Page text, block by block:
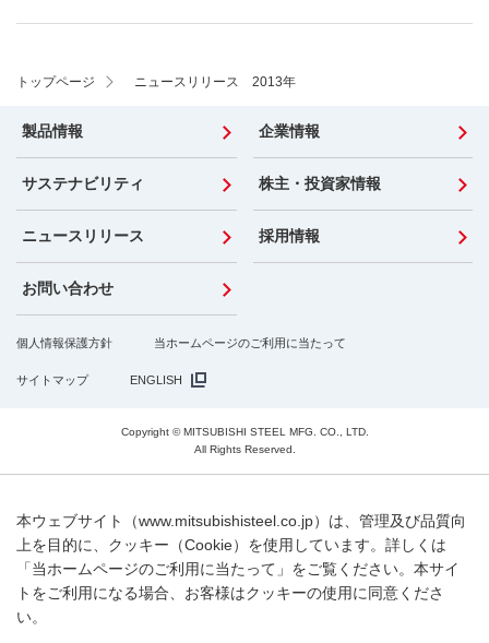
トップページ ニュースリリース 2013年
製品情報 企業情報
サステナビリティ 株主・投資家情報
ニュースリリース 採用情報
お問い合わせ
個人情報保護方針 当ホームページのご利用に当たって
サイトマップ ENGLISH
Copyright © MITSUBISHI STEEL MFG. CO., LTD.
All Rights Reserved.
本ウェブサイト（www.mitsubishisteel.co.jp）は、管理及び品質向
上を目的に、クッキー（Cookie）を使用しています。詳しくは
「当ホームページのご利用に当たって」をご覧ください。本サイ
トをご利用になる場合、お客様はクッキーの使用に同意くださ
い。